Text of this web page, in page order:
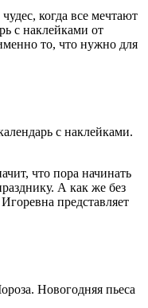
когда все мечтают
с наклейками от
то, что нужно для
с наклейками.
что пора начинать
А как же без
представляет
Новогодняя пьеса